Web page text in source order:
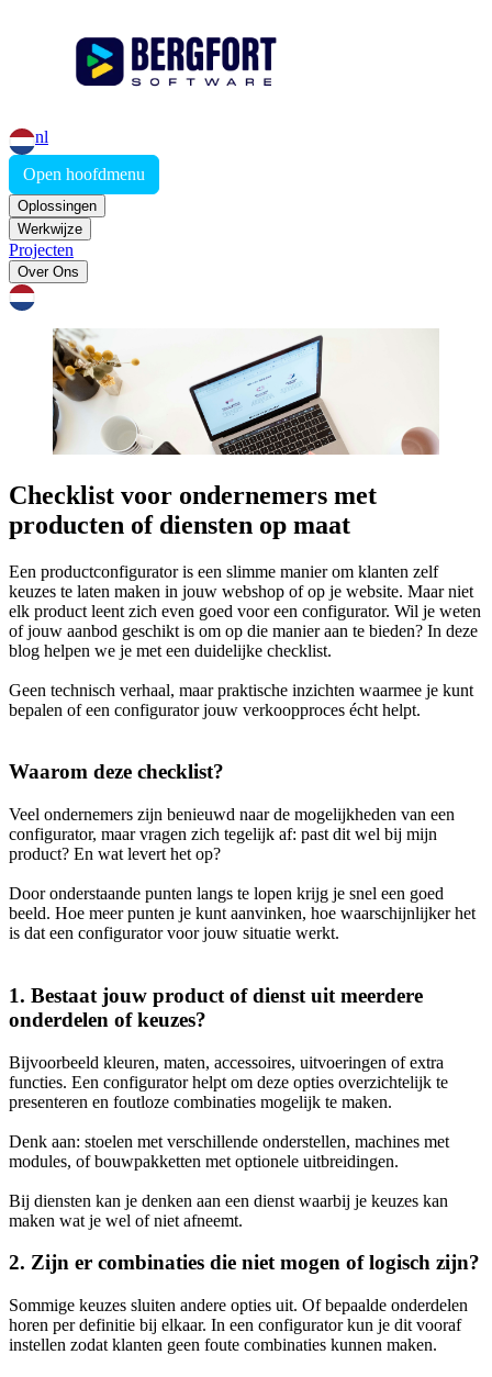
nl
Open hoofdmenu
Oplossingen
Werkwijze
Projecten
Over Ons
Checklist voor ondernemers met
producten of diensten op maat
Een productconfigurator is een slimme manier om klanten zelf
keuzes te laten maken in jouw webshop of op je website. Maar niet
elk product leent zich even goed voor een configurator. Wil je weten
of jouw aanbod geschikt is om op die manier aan te bieden? In deze
blog helpen we je met een duidelijke checklist.
Geen technisch verhaal, maar praktische inzichten waarmee je kunt
bepalen of een configurator jouw verkoopproces écht helpt.
Waarom deze checklist?
Veel ondernemers zijn benieuwd naar de mogelijkheden van een
configurator, maar vragen zich tegelijk af: past dit wel bij mijn
product? En wat levert het op?
Door onderstaande punten langs te lopen krijg je snel een goed
beeld. Hoe meer punten je kunt aanvinken, hoe waarschijnlijker het
is dat een configurator voor jouw situatie werkt.
1. Bestaat jouw product of dienst uit meerdere
onderdelen of keuzes?
Bijvoorbeeld kleuren, maten, accessoires, uitvoeringen of extra
functies. Een configurator helpt om deze opties overzichtelijk te
presenteren en foutloze combinaties mogelijk te maken.
Denk aan: stoelen met verschillende onderstellen, machines met
modules, of bouwpakketten met optionele uitbreidingen.
Bij diensten kan je denken aan een dienst waarbij je keuzes kan
maken wat je wel of niet afneemt.
2. Zijn er combinaties die niet mogen of logisch zijn?
Sommige keuzes sluiten andere opties uit. Of bepaalde onderdelen
horen per definitie bij elkaar. In een configurator kun je dit vooraf
instellen zodat klanten geen foute combinaties kunnen maken.